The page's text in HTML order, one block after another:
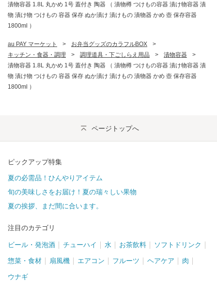
漬物容器 1.8L 丸かめ 1号 蓋付き 陶器 （ 漬物樽 つけもの容器 漬け物容器 漬
物 漬け物 つけもの 容器 保存 ぬか漬け 漬けもの 漬物器 かめ 壺 保存容器
1800ml ）
au PAY マーケット > お弁当グッズのカラフルBOX
>
キッチン・食器・調理
> 調理道具・下ごしらえ用品 > 漬物容器
>
漬物容器 1.8L 丸かめ 1号 蓋付き 陶器 （ 漬物樽 つけもの容器 漬け物容器 漬
物 漬け物 つけもの 容器 保存 ぬか漬け 漬けもの 漬物器 かめ 壺 保存容器
1800ml ）
ページトップへ
ピックアップ特集
夏の必需品！ひんやりアイテム
旬の美味しさをお届け！夏の瑞々しい果物
夏の挨拶、まだ間に合います。
注目のカテゴリ
ビール・発泡酒 チューハイ 水 お茶飲料 ソフトドリンク
惣菜・食材 扇風機 エアコン フルーツ ヘアケア 肉
ウナギ